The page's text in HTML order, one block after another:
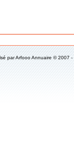
parArfooo Annuaire © 2007